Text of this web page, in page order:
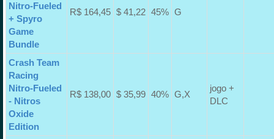
Nitro-Fueled
+ Spyro
Game
Bundle
R$ 164,45 $ 41,22 45% G
Crash Team
Racing
Nitro-Fueled
- Nitros
Oxide
Edition
R$ 138,00 $ 35,99 40% G,X
jogo +
DLC